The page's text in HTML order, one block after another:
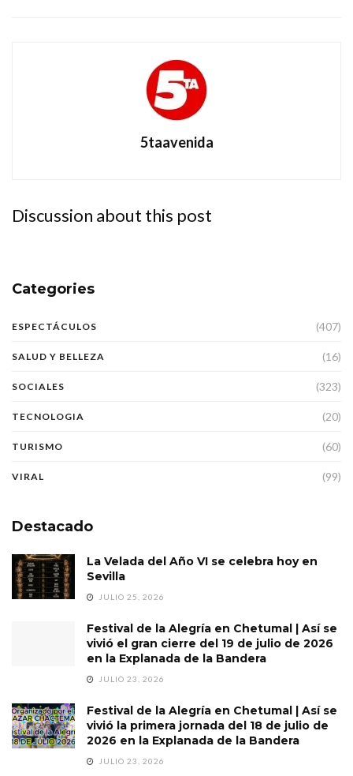
5taavenida
Discussion about this post
Categories
ESPECTÁCULOS (407)
SALUD Y BELLEZA (16)
SOCIALES (323)
TECNOLOGIA (20)
TURISMO (60)
VIRAL (99)
Destacado
La Velada del Año VI se celebra hoy en
Sevilla
JULIO 25, 2026
Festival de la Alegría en Chetumal | Así se
vivió el gran cierre del 19 de julio de 2026
en la Explanada de la Bandera
JULIO 23, 2026
Festival de la Alegría en Chetumal | Así se
vivió la primera jornada del 18 de julio de
2026 en la Explanada de la Bandera
JULIO 23, 2026